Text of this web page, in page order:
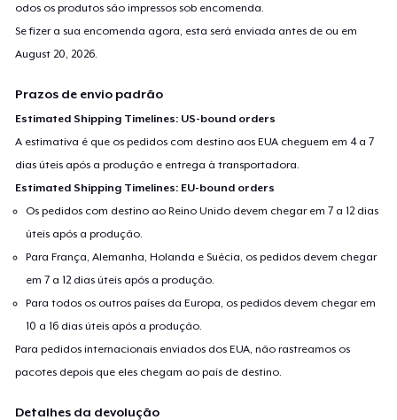
odos os produtos são impressos sob encomenda.
Se fizer a sua encomenda agora, esta será enviada antes de ou em
August 20, 2026.
Prazos de envio padrão
Estimated Shipping Timelines: US-bound orders
A estimativa é que os pedidos com destino aos EUA cheguem em 4 a 7
dias úteis após a produção e entrega à transportadora.
Estimated Shipping Timelines: EU-bound orders
Os pedidos com destino ao Reino Unido devem chegar em 7 a 12 dias
úteis após a produção.
Para França, Alemanha, Holanda e Suécia, os pedidos devem chegar
em 7 a 12 dias úteis após a produção.
Para todos os outros países da Europa, os pedidos devem chegar em
10 a 16 dias úteis após a produção.
Para pedidos internacionais enviados dos EUA, não rastreamos os
pacotes depois que eles chegam ao país de destino.
Detalhes da devolução